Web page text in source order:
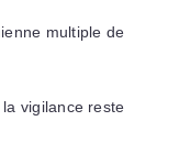
multiple de
vigilance reste